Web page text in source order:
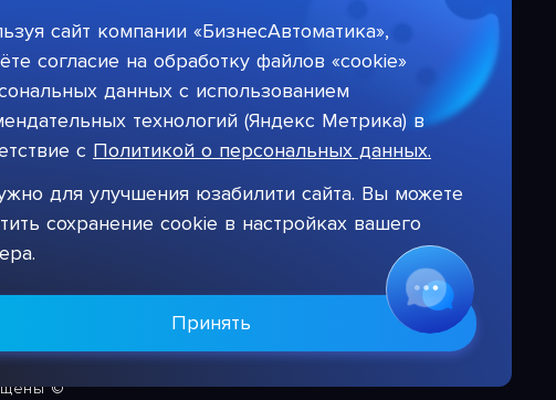
Разработка DWH
Цифровая система для автоматизации бизнеса
©
сайт компании «БизнесАвтоматика»,
согласие на обработку файлов «cookie»
данных с использованием
технологий (Яндекс Метрика) в
с Политикой о персональных данных.
для улучшения юзабилити сайта. Вы можете
сохранение cookie в настройках вашего
Принять